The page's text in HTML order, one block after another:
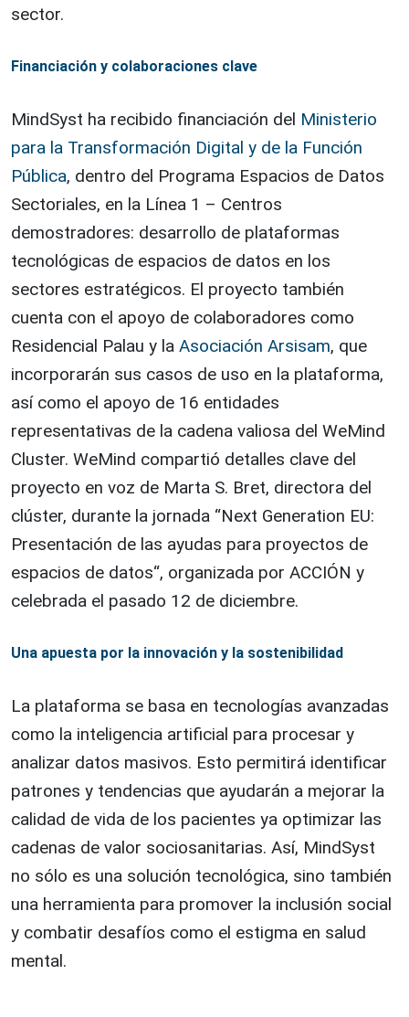
sector.
Financiación y colaboraciones clave
MindSyst ha recibido financiación del Ministerio
para la Transformación Digital y de la Función
Pública, dentro del Programa Espacios de Datos
Sectoriales, en la Línea 1 – Centros
demostradores: desarrollo de plataformas
tecnológicas de espacios de datos en los
sectores estratégicos. El proyecto también
cuenta con el apoyo de colaboradores como
Residencial Palau y la Asociación Arsisam, que
incorporarán sus casos de uso en la plataforma,
así como el apoyo de 16 entidades
representativas de la cadena valiosa del WeMind
Cluster. WeMind compartió detalles clave del
proyecto en voz de Marta S. Bret, directora del
clúster, durante la jornada “Next Generation EU:
Presentación de las ayudas para proyectos de
espacios de datos“, organizada por ACCIÓN y
celebrada el pasado 12 de diciembre.
Una apuesta por la innovación y la sostenibilidad
La plataforma se basa en tecnologías avanzadas
como la inteligencia artificial para procesar y
analizar datos masivos. Esto permitirá identificar
patrones y tendencias que ayudarán a mejorar la
calidad de vida de los pacientes ya optimizar las
cadenas de valor sociosanitarias. Así, MindSyst
no sólo es una solución tecnológica, sino también
una herramienta para promover la inclusión social
y combatir desafíos como el estigma en salud
mental.